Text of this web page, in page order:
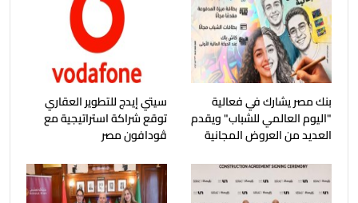
بنك مصر يشارك في فعالية
"اليوم العالمي للشباب" ويقدم
العديد من العروض المجانية
سيتي إيدج للتطوير العقاري
توقع شراكة استراتيجية مع
ڤودافون مصر